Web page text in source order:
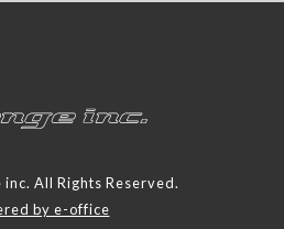
inc. All Rights Reserved.
by e-office